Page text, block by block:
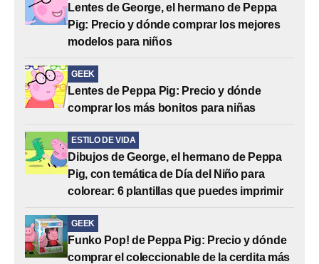
Lentes de George, el hermano de Peppa
Pig: Precio y dónde comprar los mejores
modelos para niños
GEEK
Lentes de Peppa Pig: Precio y dónde
comprar los más bonitos para niñas
ESTILO DE VIDA
Dibujos de George, el hermano de Peppa
Pig, con temática de Día del Niño para
colorear: 6 plantillas que puedes imprimir
GEEK
Funko Pop! de Peppa Pig: Precio y dónde
comprar el coleccionable de la cerdita más